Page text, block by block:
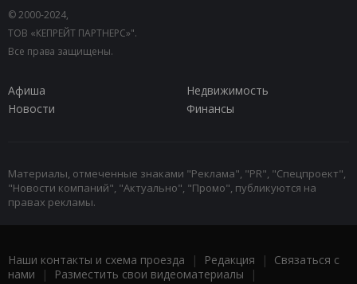
© 2000-2024,
ТОВ «КЕПРЕЙТ ПАРТНЕРС»".
Все права защищены.
Афиша
Недвижимость
Новости
Финансы
Материалы, отмеченные знаками "Реклама", "PR", "Спецпроект",
"Новости компаний", "Актуально", "Промо", публикуются на
правах рекламы.
Наши контакты и схема проезда | Редакция | Связаться с
нами | Разместить свои видеоматериалы |